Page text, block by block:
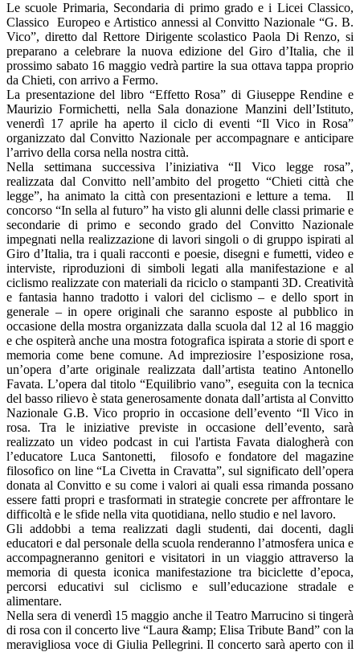
Le scuole Primaria, Secondaria di primo grado e i Licei Classico,
Classico Europeo e Artistico annessi al Convitto Nazionale “G. B.
Vico”, diretto dal Rettore Dirigente scolastico Paola Di Renzo, si
preparano a celebrare la nuova edizione del Giro d’Italia, che il
prossimo sabato 16 maggio vedrà partire la sua ottava tappa proprio
da Chieti, con arrivo a Fermo.
La presentazione del libro “Effetto Rosa” di Giuseppe Rendine e
Maurizio Formichetti, nella Sala donazione Manzini dell’Istituto,
venerdì 17 aprile ha aperto il ciclo di eventi “Il Vico in Rosa”
organizzato dal Convitto Nazionale per accompagnare e anticipare
l’arrivo della corsa nella nostra città.
Nella settimana successiva l’iniziativa “Il Vico legge rosa”,
realizzata dal Convitto nell’ambito del progetto “Chieti città che
legge”, ha animato la città con presentazioni e letture a tema. Il
concorso “In sella al futuro” ha visto gli alunni delle classi primarie e
secondarie di primo e secondo grado del Convitto Nazionale
impegnati nella realizzazione di lavori singoli o di gruppo ispirati al
Giro d’Italia, tra i quali racconti e poesie, disegni e fumetti, video e
interviste, riproduzioni di simboli legati alla manifestazione e al
ciclismo realizzate con materiali da riciclo o stampanti 3D. Creatività
e fantasia hanno tradotto i valori del ciclismo – e dello sport in
generale – in opere originali che saranno esposte al pubblico in
occasione della mostra organizzata dalla scuola dal 12 al 16 maggio
e che ospiterà anche una mostra fotografica ispirata a storie di sport e
memoria come bene comune. Ad impreziosire l’esposizione rosa,
un’opera d’arte originale realizzata dall’artista teatino Antonello
Favata. L’opera dal titolo “Equilibrio vano”, eseguita con la tecnica
del basso rilievo è stata generosamente donata dall’artista al Convitto
Nazionale G.B. Vico proprio in occasione dell’evento “Il Vico in
rosa. Tra le iniziative previste in occasione dell’evento, sarà
realizzato un video podcast in cui l'artista Favata dialogherà con
l’educatore Luca Santonetti, filosofo e fondatore del magazine
filosofico on line “La Civetta in Cravatta”, sul significato dell’opera
donata al Convitto e su come i valori ai quali essa rimanda possano
essere fatti propri e trasformati in strategie concrete per affrontare le
difficoltà e le sfide nella vita quotidiana, nello studio e nel lavoro.
Gli addobbi a tema realizzati dagli studenti, dai docenti, dagli
educatori e dal personale della scuola renderanno l’atmosfera unica e
accompagneranno genitori e visitatori in un viaggio attraverso la
memoria di questa iconica manifestazione tra biciclette d’epoca,
percorsi educativi sul ciclismo e sull’educazione stradale e
alimentare.
Nella sera di venerdì 15 maggio anche il Teatro Marrucino si tingerà
di rosa con il concerto live “Laura &amp; Elisa Tribute Band” con la
meravigliosa voce di Giulia Pellegrini. Il concerto sarà aperto con il